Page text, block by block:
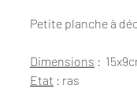
Petite planche à
Dimensions :
Etat : ras